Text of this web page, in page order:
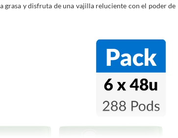
y disfruta de una vajilla reluciente con el poder de